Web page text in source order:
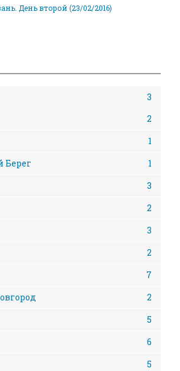
День второй (23/02/2016)
3
2
1
Берег
1
3
2
3
2
7
2
5
6
5